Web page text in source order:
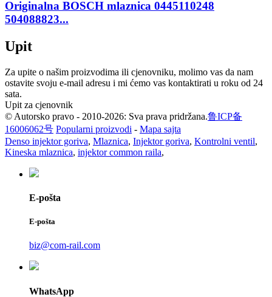
Originalna BOSCH mlaznica 0445110248
504088823...
Upit
Za upite o našim proizvodima ili cjenovniku, molimo vas da nam
ostavite svoju e-mail adresu i mi ćemo vas kontaktirati u roku od 24
sata.
Upit za cjenovnik
© Autorsko pravo - 2010-2026: Sva prava pridržana.鲁ICP备
16006062号 Popularni proizvodi - Mapa sajta
Denso injektor goriva, Mlaznica, Injektor goriva, Kontrolni ventil,
Kineska mlaznica, injektor common raila,
E-pošta
E-pošta
biz@com-rail.com
WhatsApp